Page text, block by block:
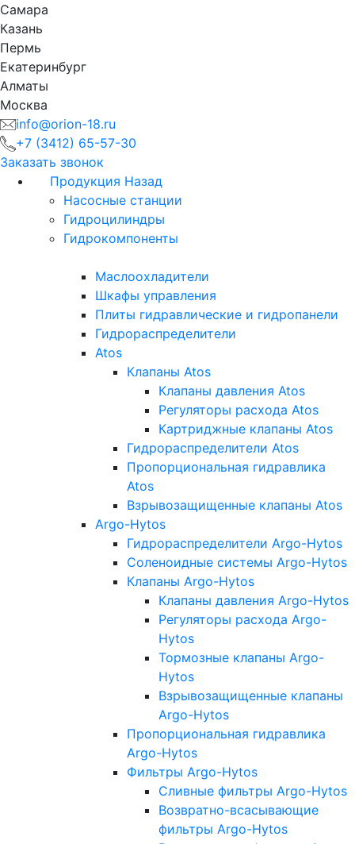
Самара
Казань
Пермь
Екатеринбург
Алматы
Москва
info@orion-18.ru
+7 (3412) 65-57-30
Заказать звонок
Продукция Назад
Насосные станции
Гидроцилиндры
Гидрокомпоненты
Маслоохладители
Шкафы управления
Плиты гидравлические и гидропанели
Гидрораспределители
Atos
Клапаны Atos
Клапаны давления Atos
Регуляторы расхода Atos
Картриджные клапаны Atos
Гидрораспределители Atos
Пропорциональная гидравлика
Atos
Взрывозащищенные клапаны Atos
Argo-Hytos
Гидрораспределители Argo-Hytos
Соленоидные системы Argo-Hytos
Клапаны Argo-Hytos
Клапаны давления Argo-Hytos
Регуляторы расхода Argo-
Hytos
Тормозные клапаны Argo-
Hytos
Взрывозащищенные клапаны
Argo-Hytos
Пропорциональная гидравлика
Argo-Hytos
Фильтры Argo-Hytos
Сливные фильтры Argo-Hytos
Возвратно-всасывающие
фильтры Argo-Hytos